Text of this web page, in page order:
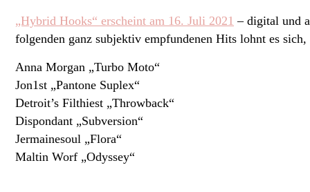
„Hybrid Hooks“ erscheint am 16. Juli 2021 – digital und
folgenden ganz subjektiv empfundenen Hits lohnt es
Anna Morgan „Turbo Moto“
Jon1st „Pantone Suplex“
Detroit’s Filthiest „Throwback“
Dispondant „Subversion“
Jermainesoul „Flora“
Maltin Worf „Odyssey“